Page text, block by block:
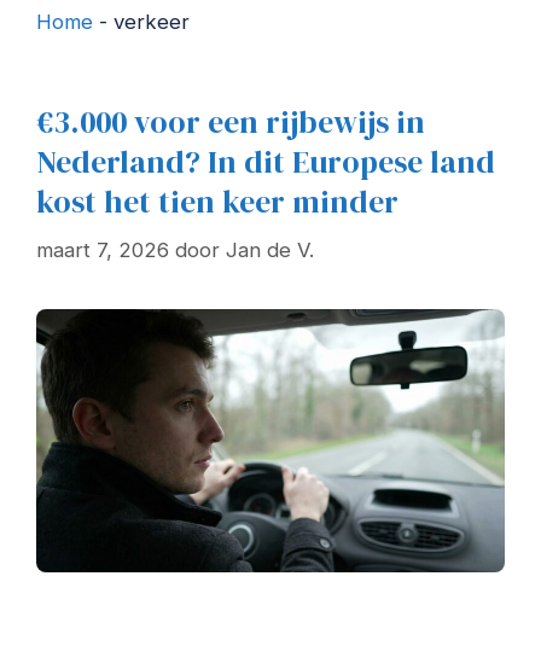
Home - verkeer
€3.000 voor een rijbewijs in
Nederland? In dit Europese land
kost het tien keer minder
maart 7, 2026 door Jan de V.